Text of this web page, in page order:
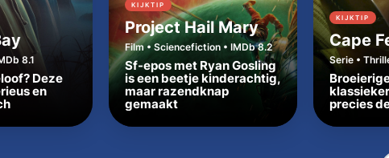
8.1
Deze
en
KIJKTIP
Project Hail Mary
Film • Sciencefiction • IMDb 8.2
Sf-epos met Ryan Gosling
is een beetje kinderachtig,
maar razendknap
gemaakt
KIJKTIP
Cape
Serie •
precies